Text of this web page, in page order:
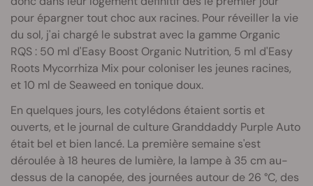
pour épargner tout choc aux racines. Pour réveiller la vie
du sol, j'ai chargé le substrat avec la gamme Organic
RQS : 50 ml d'Easy Boost Organic Nutrition, 5 ml d'Easy
Roots Mycorrhiza Mix pour coloniser les jeunes racines,
et 10 ml de Seaweed en tonique doux.
En quelques jours, les cotylédons étaient sortis et
ouverts, et le journal de culture Granddaddy Purple Auto
était bel et bien lancé. La première semaine s'est
déroulée à 18 heures de lumière, la lampe à 35 cm au-
dessus de la canopée, des journées autour de 26 °C, des